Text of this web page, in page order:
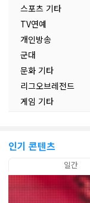
스포츠 기타
TV연예
개인방송
군대
문화 기타
리그오브레전드
게임 기타
인기 콘텐츠
일간